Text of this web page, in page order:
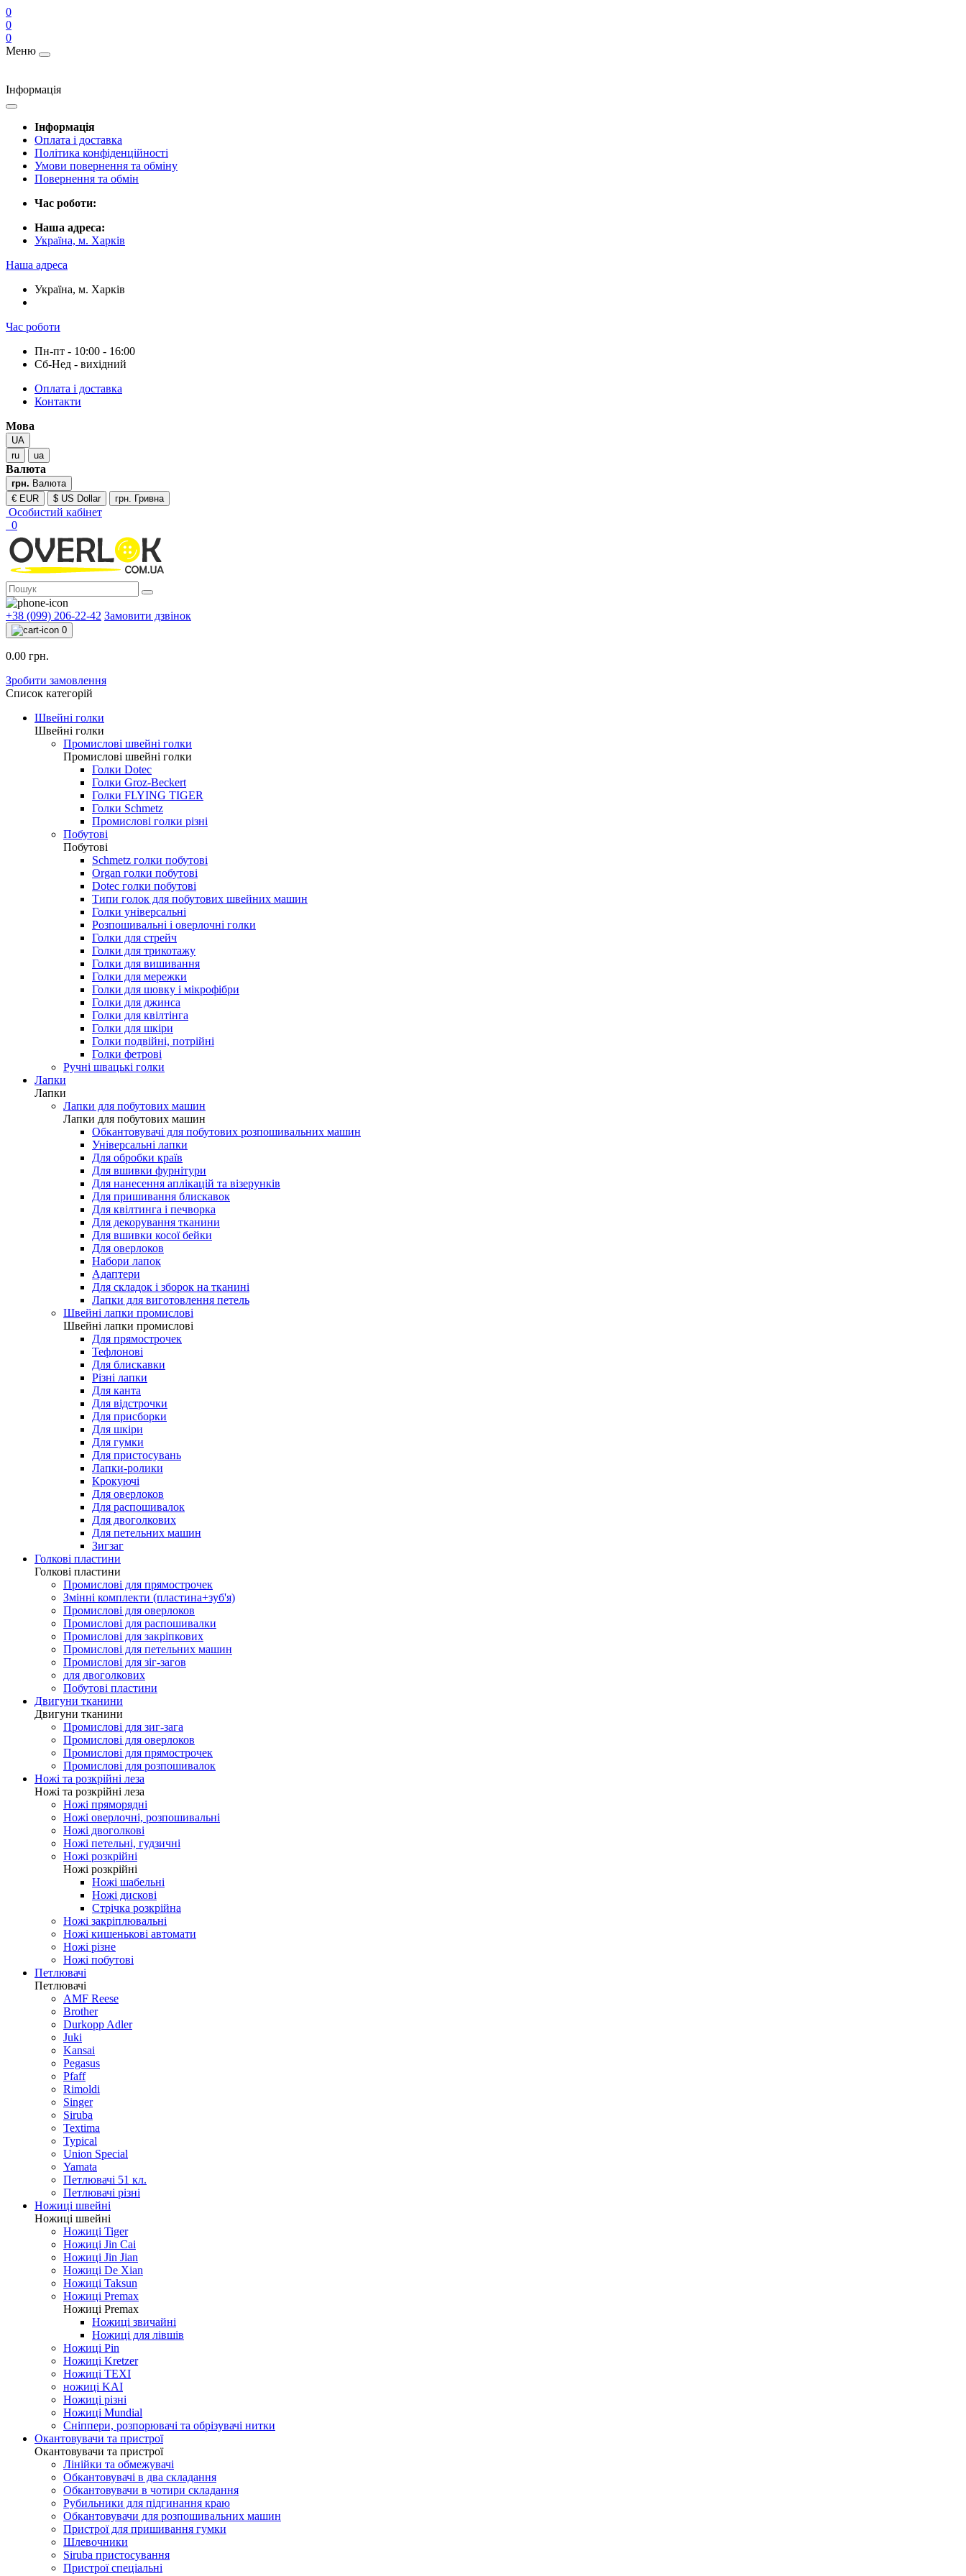
0
0
0
Меню
Інформація
Інформація
Оплата і доставка
Політика конфіденційності
Умови повернення та обміну
Повернення та обмін
Час роботи:
Наша адреса:
Україна, м. Харків
Наша адреса
Україна, м. Харків
Час роботи
Пн-пт - 10:00 - 16:00
Сб-Нед - вихідний
Оплата і доставка
Контакти
Мова
UA
ru
ua
Валюта
грн. Валюта
€ EUR
$ US Dollar грн. Гривна
Особистий кабінет
0
+38 (099) 206-22-42 Замовити дзвінок
0
0.00 грн.
Зробити замовлення
Список категорій
Швейні голки
Швейні голки
Промислові швейні голки
Промислові швейні голки
Голки Dotec
Голки Groz-Beckert
Голки FLYING TIGER
Голки Schmetz
Промислові голки різні
Побутові
Побутові
Schmetz голки побутові
Organ голки побутові
Dotec голки побутові
Типи голок для побутових швейних машин
Голки універсальні
Розпошивальні і оверлочні голки
Голки для стрейч
Голки для трикотажу
Голки для вишивання
Голки для мережки
Голки для шовку і мікрофібри
Голки для джинса
Голки для квілтінга
Голки для шкіри
Голки подвійні, потрійні
Голки фетрові
Ручні швацькі голки
Лапки
Лапки
Лапки для побутових машин
Лапки для побутових машин
Обкантовувачі для побутових розпошивальних машин
Універсальні лапки
Для обробки країв
Для вшивки фурнітури
Для нанесення аплікацій та візерунків
Для пришивання блискавок
Для квілтинга і печворка
Для декорування тканини
Для вшивки косої бейки
Для оверлоков
Набори лапок
Адаптери
Для складок і зборок на тканині
Лапки для виготовлення петель
Швейні лапки промислові
Швейні лапки промислові
Для прямострочек
Тефлонові
Для блискавки
Різні лапки
Для канта
Для відстрочки
Для присборки
Для шкіри
Для гумки
Для пристосувань
Лапки-ролики
Крокуючі
Для оверлоков
Для распошивалок
Для двоголкових
Для петельних машин
Зигзаг
Голкові пластини
Голкові пластини
Промислові для прямострочек
Змінні комплекти (пластина+зуб'я)
Промислові для оверлоков
Промислові для распошивалки
Промислові для закріпкових
Промислові для петельних машин
Промислові для зіг-загов
для двоголкових
Побутові пластини
Двигуни тканини
Двигуни тканини
Промислові для зиг-зага
Промислові для оверлоков
Промислові для прямострочек
Промислові для розпошивалок
Ножі та розкрійні леза
Ножі та розкрійні леза
Ножі пряморядні
Ножі оверлочні, розпошивальні
Ножі двоголкові
Ножі петельні, гудзичні
Ножі розкрійні
Ножі розкрійні
Ножі шабельні
Ножі дискові
Стрічка розкрійна
Ножі закріплювальні
Ножі кишенькові автомати
Ножі різне
Ножі побутові
Петлювачі
Петлювачі
AMF Reese
Brother
Durkopp Adler
Juki
Kansai
Pegasus
Pfaff
Rimoldi
Singer
Siruba
Textima
Typical
Union Special
Yamata
Петлювачі 51 кл.
Петлювачі різні
Ножиці швейні
Ножиці швейні
Ножиці Tiger
Ножиці Jin Cai
Ножиці Jin Jian
Ножиці De Xian
Ножиці Taksun
Ножиці Premax
Ножиці Premax
Ножиці звичайні
Ножиці для лівшів
Ножиці Pin
Ножиці Kretzer
Ножиці TEXI
ножиці KAI
Ножиці різні
Ножиці Mundial
Сніппери, розпорювачі та обрізувачі нитки
Окантовувачи та пристрої
Окантовувачи та пристрої
Лінійки та обмежувачі
Обкантовувачі в два складання
Обкантовувачи в чотири складання
Рубильники для підгинання краю
Обкантовувачи для розпошивальних машин
Пристрої для пришивання гумки
Шлевочники
Siruba пристосування
Пристрої спеціальні